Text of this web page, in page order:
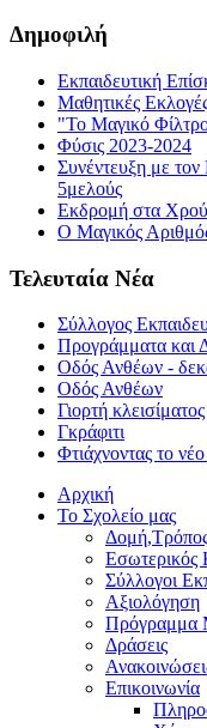
Δημοφιλή
Εκπαιδευτική
Μαθητικές
"Το Μαγικό
Φύσις 2023-2024
Συνέντευξη με
5μελούς
Εκδρομή στα
Ο Μαγικός
Τελευταία Νέα
Σύλλογος
Προγράμματα και
Οδός Ανθέων -
Οδός Ανθέων
Γιορτή
Γκράφιτι
Φτιάχνοντας το
Αρχική
Το Σχολείο μας
Δομή,Τρόπος
Εσωτερικός
Σύλλογοι
Αξιολόγηση
Πρόγραμμα
Δράσεις
Επικοινωνία